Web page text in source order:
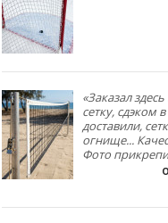
«Заказал
сетку, сдэком
доставили,
огнище...
Фото